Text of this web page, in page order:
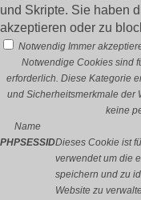
und Skripte. Sie haben
akzeptieren oder zu
Notwendig Immer
Notwendige Cookies sind
erforderlich. Diese Kategorie
und Sicherheitsmerkmale der
keine
Name
PHPSESSIDDieses Cookie ist
verwendet um die
speichern und zu
Website zu